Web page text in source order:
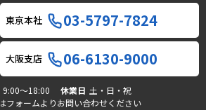
東京本社 03-5797-7824
大阪支店 06-6130-9000
9:00〜18:00 休業日 土・日・祝
フォームよりお問い合わせください